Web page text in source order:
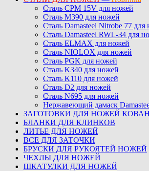
Сталь CPM 15V для ножей
Сталь M390 для ножей
Сталь Damasteel Nitrobe 77 для
Сталь Damasteel RWL-34 для
Сталь ELMAX для ножей
Сталь NIOLOX для ножей
Сталь PGK для ножей
Сталь K340 для ножей
Сталь K110 для ножей
Сталь D2 для ножей
Сталь N695 для ножей
Нержавеющий дамаск
ЗАГОТОВКИ ДЛЯ НОЖЕЙ
БЛАНКИ ДЛЯ КЛИНКОВ
ЛИТЬЕ ДЛЯ НОЖЕЙ
ВСЕ ДЛЯ ЗАТОЧКИ
БРУСКИ ДЛЯ РУКОЯТЕЙ НОЖЕЙ
ЧЕХЛЫ ДЛЯ НОЖЕЙ
ШКАТУЛКИ ДЛЯ НОЖЕЙ